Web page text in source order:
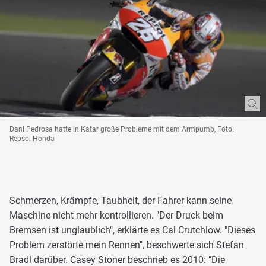
Dani Pedrosa hatte in Katar große Probleme mit dem Armpump, Foto:
Repsol Honda
Schmerzen, Krämpfe, Taubheit, der Fahrer kann seine
Maschine nicht mehr kontrollieren. "Der Druck beim
Bremsen ist unglaublich", erklärte es Cal Crutchlow. "Dieses
Problem zerstörte mein Rennen", beschwerte sich Stefan
Bradl darüber. Casey Stoner beschrieb es 2010: "Die